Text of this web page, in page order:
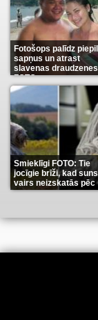
Fotošops palīdz
sapņus un atrast
slavenas
FOTO(13)
Smieklīgi FOTO: Tie
jocīgie brīži, kad suns
vairs neizskatās pēc
suņa(11)